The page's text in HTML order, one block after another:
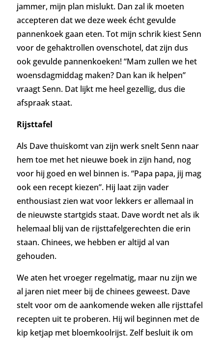
jammer, mijn plan mislukt. Dan zal ik moeten
accepteren dat we deze week écht gevulde
pannenkoek gaan eten. Tot mijn schrik kiest Senn
voor de gehaktrollen ovenschotel, dat zijn dus
ook gevulde pannenkoeken! “Mam zullen we het
woensdagmiddag maken? Dan kan ik helpen”
vraagt Senn. Dat lijkt me heel gezellig, dus die
afspraak staat.
Rijsttafel
Als Dave thuiskomt van zijn werk snelt Senn naar
hem toe met het nieuwe boek in zijn hand, nog
voor hij goed en wel binnen is. “Papa papa, jij mag
ook een recept kiezen”. Hij laat zijn vader
enthousiast zien wat voor lekkers er allemaal in
de nieuwste startgids staat. Dave wordt net als ik
helemaal blij van de rijsttafelgerechten die erin
staan. Chinees, we hebben er altijd al van
gehouden.
We aten het vroeger regelmatig, maar nu zijn we
al jaren niet meer bij de chinees geweest. Dave
stelt voor om de aankomende weken alle rijsttafel
recepten uit te proberen. Hij wil beginnen met de
kip ketjap met bloemkoolrijst. Zelf besluit ik om